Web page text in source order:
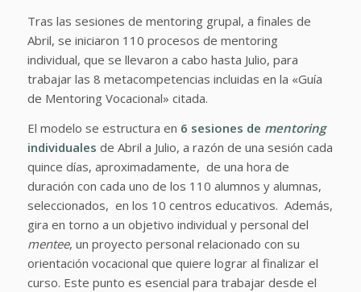
Tras las sesiones de mentoring grupal, a finales de
Abril, se iniciaron 110 procesos de mentoring
individual, que se llevaron a cabo hasta Julio, para
trabajar las 8 metacompetencias incluidas en la «Guía
de Mentoring Vocacional» citada.
El modelo se estructura en 6 sesiones de mentoring
individuales de Abril a Julio, a razón de una sesión cada
quince días, aproximadamente, de una hora de
duración con cada uno de los 110 alumnos y alumnas,
seleccionados, en los 10 centros educativos. Además,
gira en torno a un objetivo individual y personal del
mentee, un proyecto personal relacionado con su
orientación vocacional que quiere lograr al finalizar el
curso. Este punto es esencial para trabajar desde el